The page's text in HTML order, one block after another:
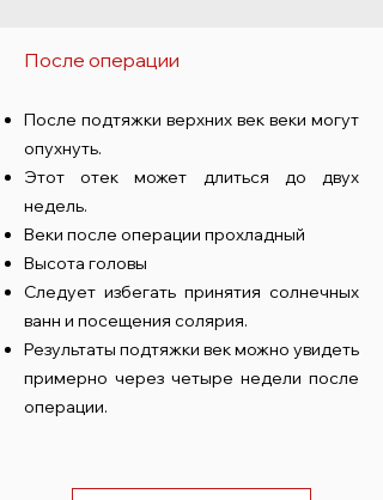
После операции
После подтяжки верхних век веки могут
опухнуть.
Этот отек может длиться до двух
недель.
Веки после операции прохладный
Высота головы
Следует избегать принятия солнечных
ванн и посещения солярия.
Результаты подтяжки век можно увидеть
примерно через четыре недели после
операции.